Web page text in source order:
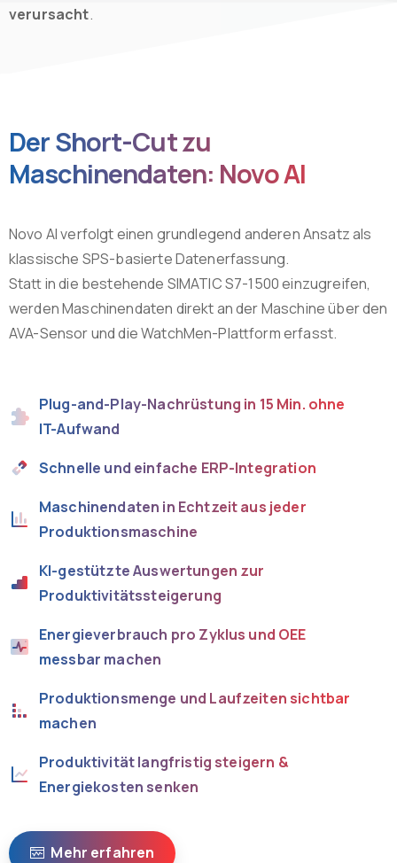
verursacht.
Der Short-Cut zu
Maschinendaten: Novo AI
Novo AI verfolgt einen grundlegend anderen Ansatz als
klassische SPS-basierte Datenerfassung.
Statt in die bestehende SIMATIC S7-1500 einzugreifen,
werden Maschinendaten direkt an der Maschine über den
AVA-Sensor und die WatchMen-Plattform erfasst.
Plug-and-Play-Nachrüstung in 15 Min. ohne
IT-Aufwand
Schnelle und einfache ERP-Integration
Maschinendaten in Echtzeit aus jeder
Produktionsmaschine
KI-gestützte Auswertungen zur
Produktivitätssteigerung
Energieverbrauch pro Zyklus und OEE
messbar machen
Produktionsmenge und Laufzeiten sichtbar
machen
Produktivität langfristig steigern &
Energiekosten senken
Mehr erfahren